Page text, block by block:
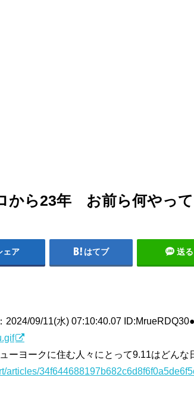
から23年 お前ら何やって
ェア はてブ 送る
：2024/09/11(水) 07:10:40.07
ーヨークに住む人々にとって9.11はどんな
articles/